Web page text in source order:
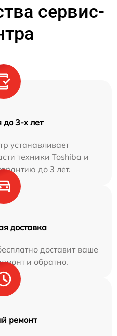
сервис-
до 3-х лет
устанавливает
техники Toshiba и
до 3 лет.
доставка
доставит ваше
и обратно.
ремонт